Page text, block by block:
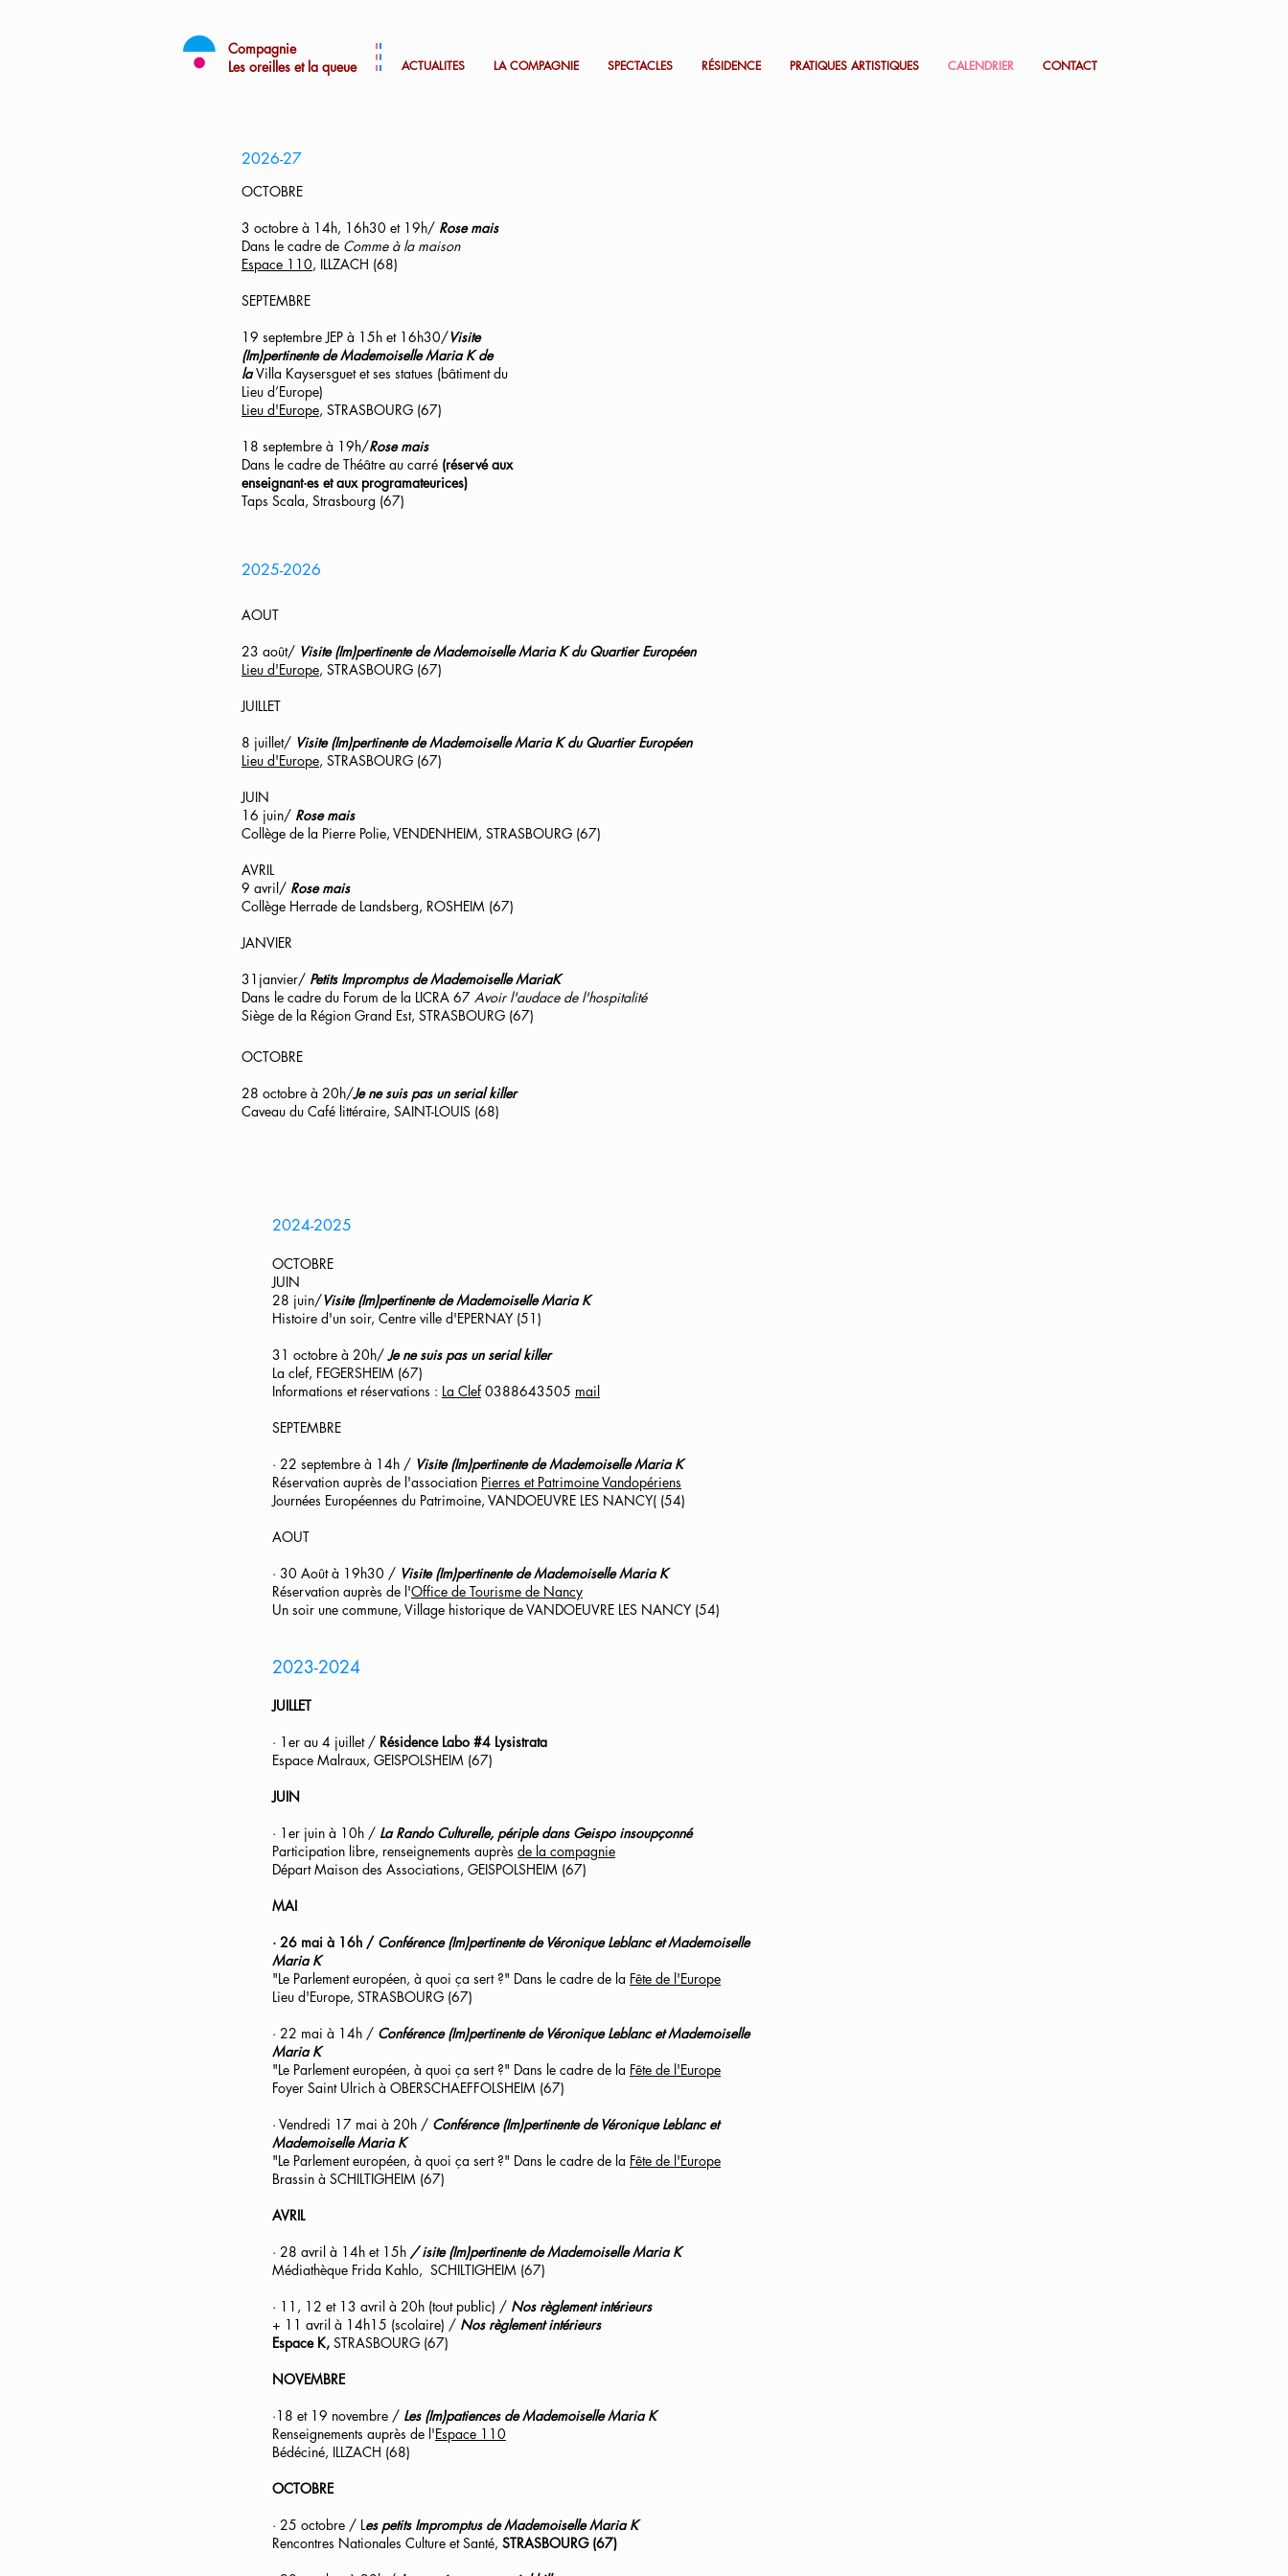
Compagnie
Les oreilles et la queue
ACTUALITES LA COMPAGNIE SPECTACLES RÉSIDENCE PRATIQUES ARTISTIQUES CALENDRIER CONTACT
2026-27
OCTOBRE
3 octobre à 14h, 16h30 et 19h/ Rose mais
Dans le cadre de Comme à la maison
Espace 110, ILLZACH (68)
SEPTEMBRE
19 septembre JEP à 15h et 16h30/Visite
(Im)pertinente de Mademoiselle Maria K de
laVilla Kaysersguet et ses statues (bâtiment du
Lieu d’Europe)
Lieu d'Europe, STRASBOURG (67)
18 septembre à 19h/Rose mais
Dans le cadre de Théâtre au carré (réservé aux
enseignant·es et aux programateurices)
Taps Scala, Strasbourg (67)
2025-2026
AOUT
23 août/ Visite (Im)pertinente de Mademoiselle Maria K du Quartier Européen
Lieu d'Europe, STRASBOURG (67)
JUILLET
8 juillet/ Visite (Im)pertinente de Mademoiselle Maria K du Quartier Européen
Lieu d'Europe, STRASBOURG (67)
JUIN
16 juin/ Rose mais
Collège de la Pierre Polie, VENDENHEIM, STRASBOURG (67)
AVRIL
9 avril/ Rose mais
Collège Herrade de Landsberg, ROSHEIM (67)
JANVIER
31janvier/ Petits Impromptus de Mademoiselle MariaK
Dans le cadre du Forum de la LICRA 67 Avoir l'audace de l'hospitalité
Siège de la Région Grand Est, STRASBOURG (67)
OCTOBRE
28 octobre à 20h/Je ne suis pas un serial killer
Caveau du Café littéraire, SAINT-LOUIS (68)
2024-2025
OCTOBRE
JUIN
28 juin/Visite (Im)pertinente de Mademoiselle Maria K
​Histoire d'un soir, Centre ville d'EPERNAY (51)
31 octobre à 20h/Je ne suis pas un serial killer
La clef, FEGERSHEIM (67)
Informations et réservations : La Clef 0388643505 mail
SEPTEMBRE
· 22 septembre à 14h / Visite (Im)pertinente de Mademoiselle Maria K
Réservation auprès de l'association Pierres et Patrimoine Vandopériens
Journées Européennes du Patrimoine, VANDOEUVRE LES NANCY( (54)
AOUT
· 30 Août à 19h30 / Visite (Im)pertinente de Mademoiselle Maria K
Réservation auprès de l'Office de Tourisme de Nancy
Un soir une commune, Village historique de VANDOEUVRE LES NANCY (54)
2023-2024
JUILLET
· 1er au 4 juillet / Résidence Labo #4 Lysistrata
Espace Malraux, GEISPOLSHEIM (67)
JUIN
· 1er juin à 10h / La Rando Culturelle, périple dans Geispo insoupçonné
Participation libre, renseignements auprès de la compagnie
Départ Maison des Associations, GEISPOLSHEIM (67)
MAI
· 26 mai à 16h / Conférence (Im)pertinente de Véronique Leblanc et Mademoiselle
Maria K
"Le Parlement européen, à quoi ça sert ?" Dans le cadre de la Fête de l'Europe
Lieu d'Europe, STRASBOURG (67)
· 22 mai à 14h / Conférence (Im)pertinente de Véronique Leblanc et Mademoiselle
Maria K
"Le Parlement européen, à quoi ça sert ?" Dans le cadre de la Fête de l'Europe
Foyer Saint Ulrich à OBERSCHAEFFOLSHEIM (67)
· Vendredi 17 mai à 20h / Conférence (Im)pertinente de Véronique Leblanc et
Mademoiselle Maria K
"Le Parlement européen, à quoi ça sert ?" Dans le cadre de la Fête de l'Europe
Brassin à SCHILTIGHEIM (67)
AVRIL
· 28 avril à 14h et 15h / isite (Im)pertinente de Mademoiselle Maria K
Médiathèque Frida Kahlo, SCHILTIGHEIM (67)
· 11, 12 et 13 avril à 20h (tout public) / Nos règlement intérieurs
+ 11 avril à 14h15 (scolaire) / Nos règlement intérieurs
Espace K, STRASBOURG (67)
NOVEMBRE
·18 et 19 novembre / Les (Im)patiences de Mademoiselle Maria K
Renseignements auprès de l'Espace 110
Bédéciné, ILLZACH (68)
OCTOBRE
· 25 octobre / Les petits Impromptus de Mademoiselle Maria K
Rencontres Nationales Culture et Santé, STRASBOURG (67)